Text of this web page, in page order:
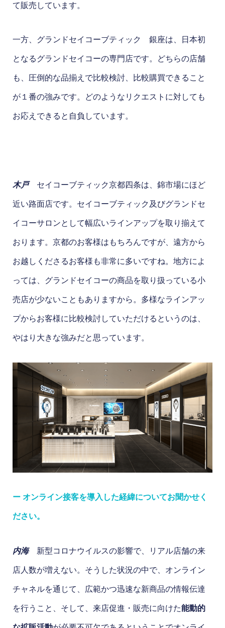
て販売しています。
一方、グランドセイコーブティック 銀座は、日本初
となるグランドセイコーの専門店です。どちらの店舗
も、圧倒的な品揃えで比較検討、比較購買できること
が１番の強みです。どのようなリクエストに対しても
お応えできると自負しています。
木戸セイコーブティック京都四条は、錦市場にほど
近い路面店です。セイコーブティック及びグランドセ
イコーサロンとして幅広いラインアップを取り揃えて
おります。京都のお客様はもちろんですが、遠方から
お越しくださるお客様も非常に多いですね。地方によ
っては、グランドセイコーの商品を取り扱っている小
売店が少ないこともありますから。多様なラインアッ
プからお客様に比較検討していただけるというのは、
やはり大きな強みだと思っています。
ー オンライン接客を導入した経緯についてお聞かせく
ださい。
内海新型コロナウイルスの影響で、リアル店舗の来
店人数が増えない。そうした状況の中で、オンライン
チャネルを通じて、広範かつ迅速な新商品の情報伝達
を行うこと、そして、来店促進・販売に向けた能動的